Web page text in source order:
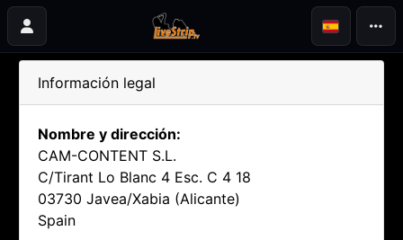
Información legal
Nombre y dirección:
CAM-CONTENT S.L.
C/Tirant Lo Blanc 4 Esc. C 4 18
03730 Javea/Xabia (Alicante)
Spain